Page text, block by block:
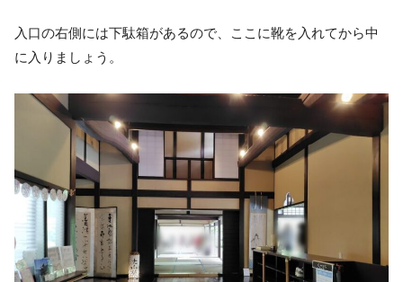
入口の右側には下駄箱があるので、ここに靴を入れてから中
に入りましょう。